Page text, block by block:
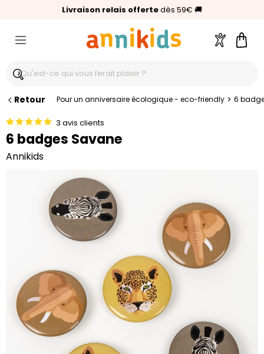
Livraison relais offertedès 59€ 🚚
🥇Palmarès Capital 2025 :Annikids N°1
⭐⭐⭐⭐⭐4,6/5(24 000 avis clients)
Compte
Retour Pour un anniversaire écologique - eco-friendly > 6
3 avis clients
6 badges Savane
Annikids